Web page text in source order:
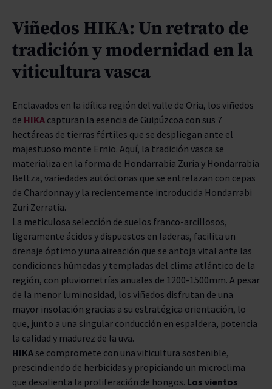
Viñedos HIKA: Un retrato de
tradición y modernidad en la
viticultura vasca
Enclavados en la idílica región del valle de Oria, los viñedos
de HIKA capturan la esencia de Guipúzcoa con sus 7
hectáreas de tierras fértiles que se despliegan ante el
majestuoso monte Ernio. Aquí, la tradición vasca se
materializa en la forma de Hondarrabia Zuria y Hondarrabia
Beltza, variedades autóctonas que se entrelazan con cepas
de Chardonnay y la recientemente introducida Hondarrabi
Zuri Zerratia.
La meticulosa selección de suelos franco-arcillosos,
ligeramente ácidos y dispuestos en laderas, facilita un
drenaje óptimo y una aireación que se antoja vital ante las
condiciones húmedas y templadas del clima atlántico de la
región, con pluviometrías anuales de 1200-1500mm. A pesar
de la menor luminosidad, los viñedos disfrutan de una
mayor insolación gracias a su estratégica orientación, lo
que, junto a una singular conducción en espaldera, potencia
la calidad y madurez de la uva.
HIKA se compromete con una viticultura sostenible,
prescindiendo de herbicidas y propiciando un microclima
que desalienta la proliferación de hongos. Los vientos
ENVEJECIMIENTO
BODEGAS
PREMIOS